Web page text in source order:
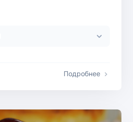
Подробнее